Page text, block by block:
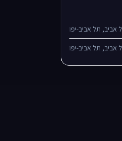
תל אביב-יפו
תל אביב-יפו